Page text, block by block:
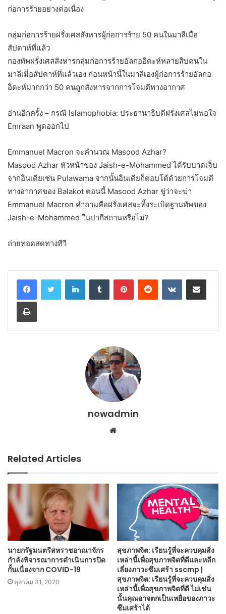
ก่อการร้ายอย่างต่อเนื่อง
กลุ่มก่อการร้ายฝรั่งเศสสังหารผู้ก่อการร้าย 50 คนในมาลีเมื่อ
สัปดาห์ที่แล้ว
กองทัพฝรั่งเศสสังหารกลุ่มก่อการร้ายอัลกออิดะห์หลายสิบคนใน
มาลีเมื่อสัปดาห์ที่แล้วเอง ก่อนหน้านี้ในมาลีเองผู้ก่อการร้ายอัลกอ
อิดะห์มากกว่า 50 คนถูกสังหารจากการโจมตีทางอากาศ
อ่านอีกครั้ง – กรณี Islamophobia: ประธานาธิบดีฝรั่งเศสไม่พอใจ
Emraan พูดออกไป
Emmanuel Macron จะคำนวณ Masood Azhar?
Masood Azhar หัวหน้าของ Jaish-e-Mohammed ได้รับบาดเจ็บ
จากอินเดียเช่น Pulawama จากนั้นอินเดียก็ตอบโต้ด้วยการโจมตี
ทางอากาศของ Balakot ตอนนี้ Masood Azhar ขู่ว่าจะฆ่า
Emmanuel Macron คำถามคือฝรั่งเศสจะทิ้งระเบิดฐานทัพของ
Jaish-e-Mohammed ในปากีสถานหรือไม่?
ถ่ายทอดสดทางทีวี
LinkedInTumblr PinterestReddit VKontakteShare via Email
Print
nowadmin
Website
Related Articles
นายกรัฐมนตรีสหราชอาณาจักร
กำลังพิจารณาการดำเนินการปิด
กั้นเนื่องจาก COVID-19
ตุลาคม 31, 2020
สุขภาพจิต: เรียนรู้ที่จะควบคุมสิ่ง
เหล่านี้เพื่อสุขภาพจิตที่ดีและหลีก
เลี่ยงภาวะซึมเศร้า sscmp |
สุขภาพจิต: เรียนรู้ที่จะควบคุมสิ่ง
เหล่านี้เพื่อสุขภาพจิตที่ดี ไม่เช่น
นั้นคุณอาจตกเป็นเหยื่อของภาวะ
ซึมเศร้าได้